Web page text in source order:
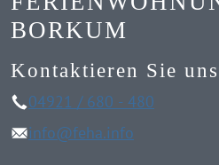
BORKUM
Kontaktieren Sie
04921 / 680 - 480
info@feha.info